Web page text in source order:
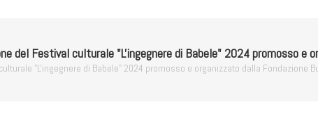
del Festival culturale "L'ingegnere di Babele" 2024 promosso e
"L'ingegnere di Babele" 2024 promosso e organizzato dalla Fondazione